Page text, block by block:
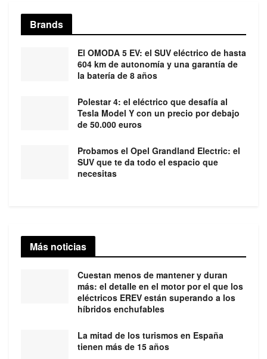
Brands
El OMODA 5 EV: el SUV eléctrico de hasta
604 km de autonomía y una garantía de
la batería de 8 años
Polestar 4: el eléctrico que desafía al
Tesla Model Y con un precio por debajo
de 50.000 euros
Probamos el Opel Grandland Electric: el
SUV que te da todo el espacio que
necesitas
Más noticias
Cuestan menos de mantener y duran
más: el detalle en el motor por el que los
eléctricos EREV están superando a los
híbridos enchufables
La mitad de los turismos en España
tienen más de 15 años